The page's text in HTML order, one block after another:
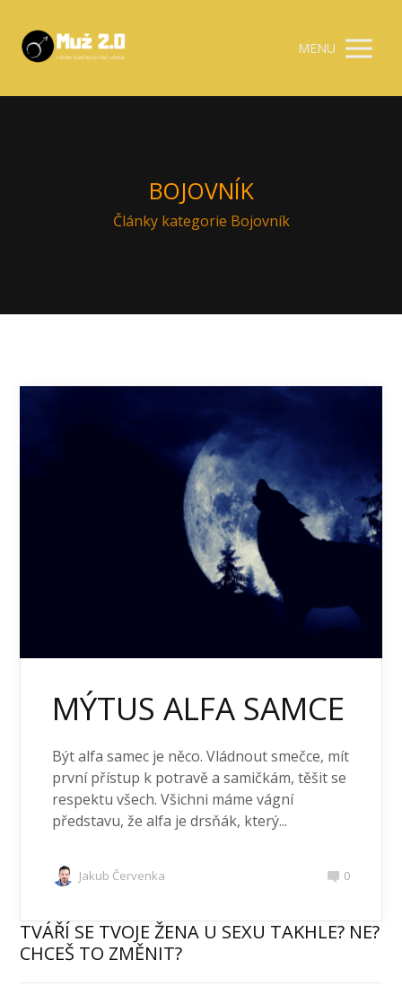
MENU
BOJOVNÍK
Články kategorie Bojovník
MÝTUS ALFA SAMCE
Být alfa samec je něco. Vládnout smečce, mít
první přístup k potravě a samičkám, těšit se
respektu všech. Všichni máme vágní
představu, že alfa je drsňák, který...
Jakub Červenka 0
TVÁŘÍ SE TVOJE ŽENA U SEXU TAKHLE? NE?
CHCEŠ TO ZMĚNIT?